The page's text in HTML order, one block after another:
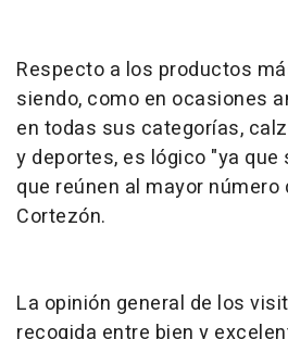
Respecto a los productos
siendo, como en ocasiones
en todas sus categorías,
y deportes, es lógico "ya
que reúnen al mayor
Cortezón.
La opinión general de los